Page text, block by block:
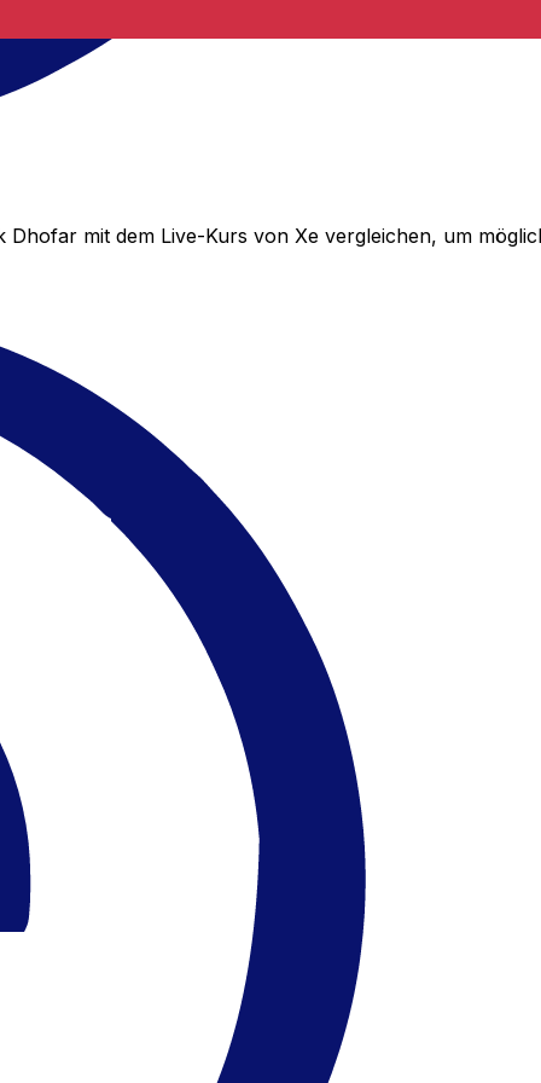
mit dem Live-Kurs von Xe vergleichen, um